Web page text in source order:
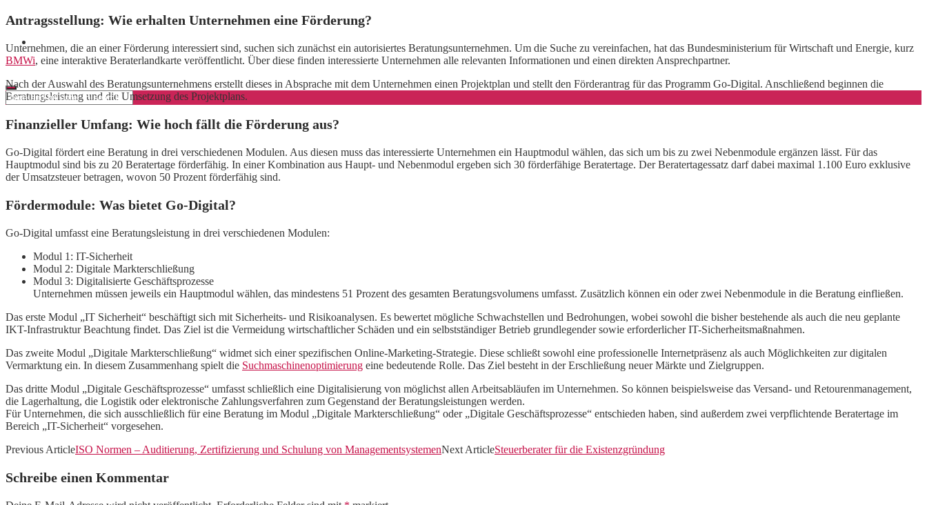
Geschäftskonto eröffnen
Antragsstellung: Wie erhalten Unternehmen eine Förderung?
Unternehmen, die an einer Förderung interessiert sind, suchen sich zunächst ein autorisiertes Beratungsunternehmen. Um die Suche zu vereinfachen, hat das Bundesministerium für Wirtschaft und Energie, kurz
BMWi, eine interaktive Beraterlandkarte veröffentlicht. Über diese finden interessierte Unternehmen alle relevanten Informationen und einen direkten Ansprechpartner.
Nach der Auswahl des Beratungsunternehmens erstellt dieses in Absprache mit dem Unternehmen einen Projektplan und stellt den Förderantrag für das Programm Go-Digital. Anschließend beginnen die
Beratungsleistung und die Umsetzung des Projektplans.
Finanzieller Umfang: Wie hoch fällt die Förderung aus?
Go-Digital fördert eine Beratung in drei verschiedenen Modulen. Aus diesen muss das interessierte Unternehmen ein Hauptmodul wählen, das sich um bis zu zwei Nebenmodule ergänzen lässt. Für das
Hauptmodul sind bis zu 20 Beratertage förderfähig. In einer Kombination aus Haupt- und Nebenmodul ergeben sich 30 förderfähige Beratertage. Der Beratertagessatz darf dabei maximal 1.100 Euro exklusive
der Umsatzsteuer betragen, wovon 50 Prozent förderfähig sind.
Fördermodule: Was bietet Go-Digital?
Go-Digital umfasst eine Beratungsleistung in drei verschiedenen Modulen:
Modul 1: IT-Sicherheit
Modul 2: Digitale Markterschließung
Modul 3: Digitalisierte Geschäftsprozesse
Unternehmen müssen jeweils ein Hauptmodul wählen, das mindestens 51 Prozent des gesamten Beratungsvolumens umfasst. Zusätzlich können ein oder zwei Nebenmodule in die Beratung einfließen.
Das erste Modul „IT Sicherheit“ beschäftigt sich mit Sicherheits- und Risikoanalysen. Es bewertet mögliche Schwachstellen und Bedrohungen, wobei sowohl die bisher bestehende als auch die neu geplante
IKT-Infrastruktur Beachtung findet. Das Ziel ist die Vermeidung wirtschaftlicher Schäden und ein selbstständiger Betrieb grundlegender sowie erforderlicher IT-Sicherheitsmaßnahmen.
Das zweite Modul „Digitale Markterschließung“ widmet sich einer spezifischen Online-Marketing-Strategie. Diese schließt sowohl eine professionelle Internetpräsenz als auch Möglichkeiten zur digitalen
Vermarktung ein. In diesem Zusammenhang spielt die Suchmaschinenoptimierung eine bedeutende Rolle. Das Ziel besteht in der Erschließung neuer Märkte und Zielgruppen.
Das dritte Modul „Digitale Geschäftsprozesse“ umfasst schließlich eine Digitalisierung von möglichst allen Arbeitsabläufen im Unternehmen. So können beispielsweise das Versand- und Retourenmanagement,
die Lagerhaltung, die Logistik oder elektronische Zahlungsverfahren zum Gegenstand der Beratungsleistungen werden.
Für Unternehmen, die sich ausschließlich für eine Beratung im Modul „Digitale Markterschließung“ oder „Digitale Geschäftsprozesse“ entschieden haben, sind außerdem zwei verpflichtende Beratertage im
Bereich „IT-Sicherheit“ vorgesehen.
Previous ArticleISO Normen – Auditierung, Zertifizierung und Schulung von ManagementsystemenNext ArticleSteuerberater für die Existenzgründung
Schreibe einen Kommentar